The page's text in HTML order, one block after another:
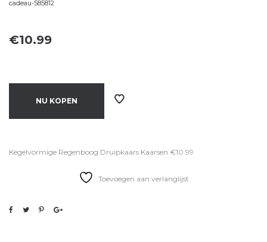
cadeau-585812
€10.99
NU KOPEN
Kegelvormige Regenboog Druipkaars Kaarsen €10.99
Toevoegen aan verlanglijst